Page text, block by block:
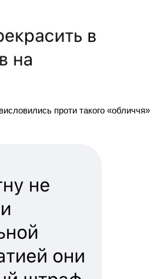
проти такого «обличчя»